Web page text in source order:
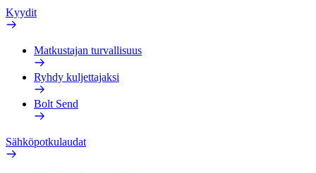
Kyydit
Matkustajan turvallisuus
Ryhdy kuljettajaksi
Bolt Send
Sähköpotkulaudat